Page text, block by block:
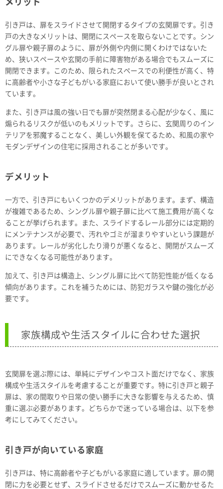
メリット
引き戸は、扉をスライドさせて開閉するタイプの玄関扉です。引き
戸の大きなメリットは、開閉にスペースを取らないことです。シン
グル扉や親子扉のように、扉が外側や内側に開くわけではないた
め、狭いスペースや玄関の手前に障害物がある場合でもスムーズに
開閉できます。このため、限られたスペースでの利便性が高く、特
に高齢者や小さな子どもがいる家庭において使い勝手が良いとされ
ています。
また、引き戸は風の強い日でも扉が突然閉まる心配が少なく、風に
煽られるリスクが低いのもメリットです。さらに、玄関周りのイン
テリアを邪魔することなく、美しい外観を保てるため、和風の家や
モダンデザインの住宅に採用されることが多いです。
デメリット
一方で、引き戸にもいくつかのデメリットがあります。まず、構造
が複雑であるため、シングル扉や親子扉に比べて施工費用が高くな
ることが挙げられます。また、スライドするレール部分には定期的
にメンテナンスが必要で、汚れやゴミが溜まりやすいという課題が
あります。レールが劣化したり滑りが悪くなると、開閉がスムーズ
にできなくなる可能性があります。
加えて、引き戸は構造上、シングル扉に比べて防犯性能が低くなる
傾向があります。これを補うためには、防犯ガラスや鍵の強化が必
要です。
家族構成や生活スタイルに合わせた選択
玄関扉を選ぶ際には、単純にデザインやコスト面だけでなく、家族
構成や生活スタイルを考慮することが重要です。特に引き戸と親子
扉は、家の間取りや日常の使い勝手に大きな影響を与えるため、慎
重に選ぶ必要があります。どちらかで迷っている場合は、以下を参
考にしてみてください。
引き戸が向いている家庭
引き戸は、特に高齢者や子どもがいる家庭に適しています。扉の開
閉に力を必要とせず、スライドさせるだけでスムーズに動かせるた